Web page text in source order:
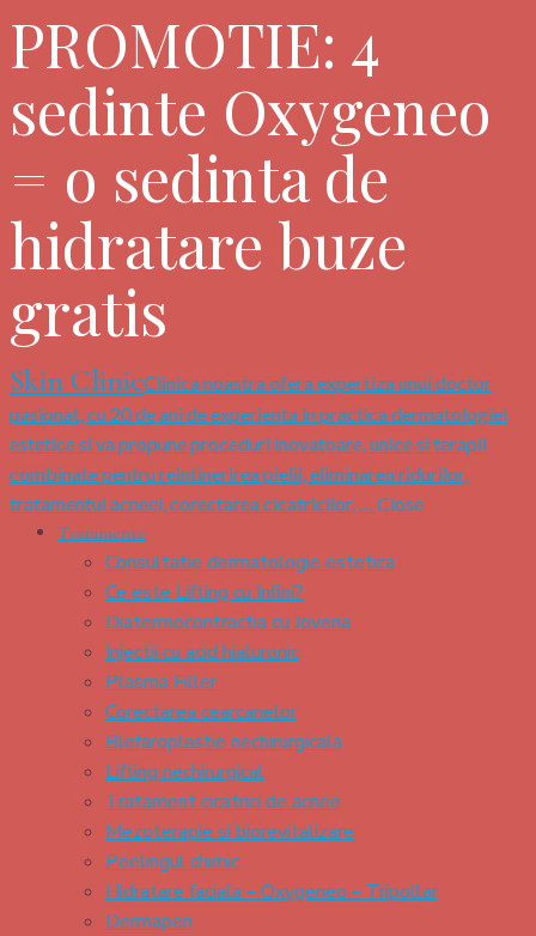
PROMOTIE: 4
sedinte Oxygeneo
= o sedinta de
hidratare buze
gratis
Skin ClinicClinica noastra ofera expertiza unui doctor
pasionat, cu 20 de ani de experienta in practica dermatologiei
estetice si va propune proceduri inovatoare, unice si terapii
combinate pentru reintinerirea pielii, eliminarea ridurilor,
tratamentul acneei, corectarea cicatricilor, …
Close
Tratamente
Consultatie dermatologie estetica
Ce este Lifting cu Infini?
Diatermocontractia cu Jovena
Injectii cu acid hialuronic
Plasma Filler
Corectarea cearcanelor
Blefaroplastie nechirurgicala
Lifting nechirurgical
Tratament cicatrici de acnee
Mezoterapie si biorevitalizare
Peelingul chimic
Hidratare faciala – Oxygeneo – Tripollar
Dermapen